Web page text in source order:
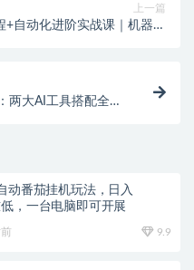
上一篇
+自动化进阶实战课｜机器人
两大AI工具搭配全自
动番茄挂机玩法，日入
，一台电脑即可开展
9.9